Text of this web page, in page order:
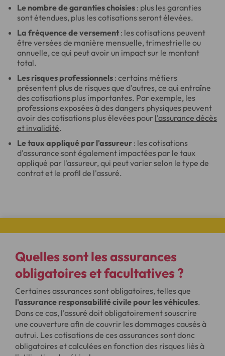
Le nombre de garanties choisies : plus les garanties
sont étendues, plus les cotisations seront élevées.
La fréquence de versement : les cotisations peuvent
être versées de manière mensuelle, trimestrielle ou
annuelle, ce qui peut avoir un impact sur le montant
total.
Les risques professionnels : certains métiers
présentent plus de risques que d'autres, ce qui entraîne
des cotisations plus importantes. Par exemple, les
professions exposées à des dangers physiques peuvent
avoir des cotisations plus élevées pour l'assurance décès
et invalidité.
Le taux appliqué par l'assureur : les cotisations
d'assurance sont également impactées par le taux
appliqué par l'assureur, qui peut varier selon le type de
contrat et le profil de l'assuré.
Quelles sont les assurances
obligatoires et facultatives ?
Certaines assurances sont obligatoires, telles que
l'assurance responsabilité civile pour les véhicules.
Dans ce cas, l'assuré doit obligatoirement souscrire
une couverture afin de couvrir les dommages causés à
autrui. Les cotisations de ces assurances sont donc
obligatoires et calculées en fonction des risques liés à